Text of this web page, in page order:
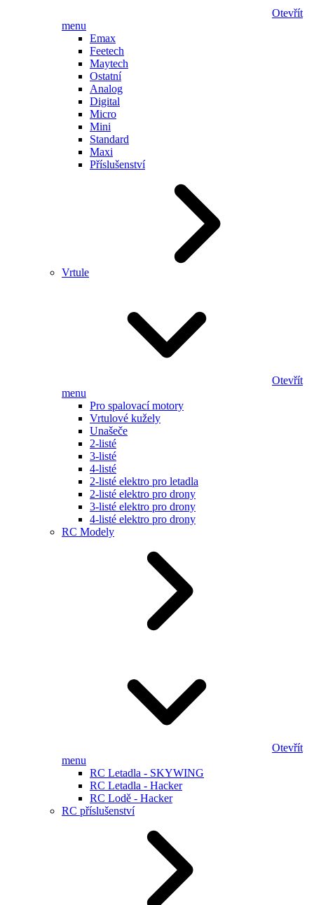
Otevřít
menu
Emax
Feetech
Maytech
Ostatní
Analog
Digital
Micro
Mini
Standard
Maxi
Příslušenství
Vrtule
Otevřít
menu
Pro spalovací motory
Vrtulové kužely
Unašeče
2-listé
3-listé
4-listé
2-listé elektro pro letadla
2-listé elektro pro drony
3-listé elektro pro drony
4-listé elektro pro drony
RC Modely
Otevřít
menu
RC Letadla - SKYWING
RC Letadla - Hacker
RC Lodě - Hacker
RC příslušenství